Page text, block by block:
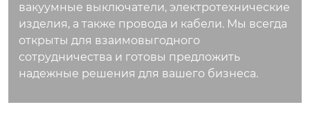
вакуумные выключатели, электротехнические
изделия, а также провода и кабели. Мы всегда
открыты для взаимовыгодного
сотрудничества и готовы предложить
надежные решения для вашего бизнеса.